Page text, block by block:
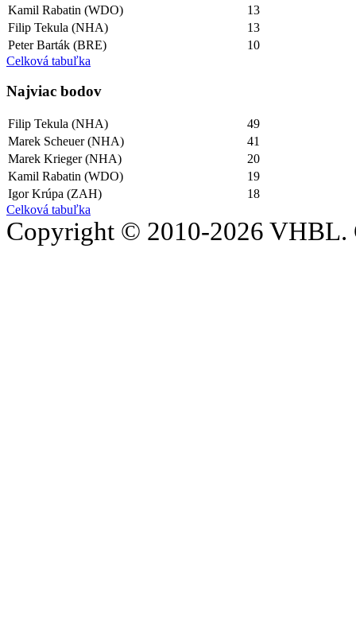
Kamil Rabatin (WDO)
13
Filip Tekula (NHA)
13
Peter Barták (BRE)
10
Celková tabuľka
Najviac bodov
Filip Tekula (NHA)
49
Marek Scheuer (NHA)
41
Marek Krieger (NHA)
20
Kamil Rabatin (WDO)
19
Igor Krúpa (ZAH)
18
Celková tabuľka
Copyright © 2010-2026 VHBL.